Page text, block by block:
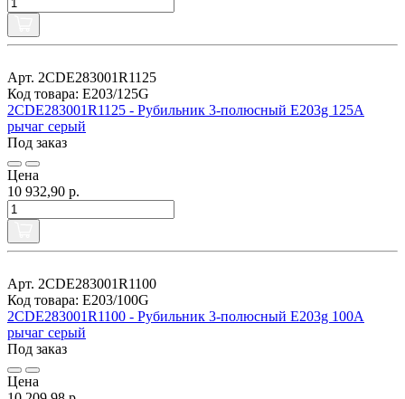
Арт. 2CDE283001R1125
Код товара: E203/125G
2CDE283001R1125 - Рубильник 3-полюсный E203g 125A
рычаг серый
Под заказ
Цена
10 932,90 р.
Арт. 2CDE283001R1100
Код товара: E203/100G
2CDE283001R1100 - Рубильник 3-полюсный E203g 100A
рычаг серый
Под заказ
Цена